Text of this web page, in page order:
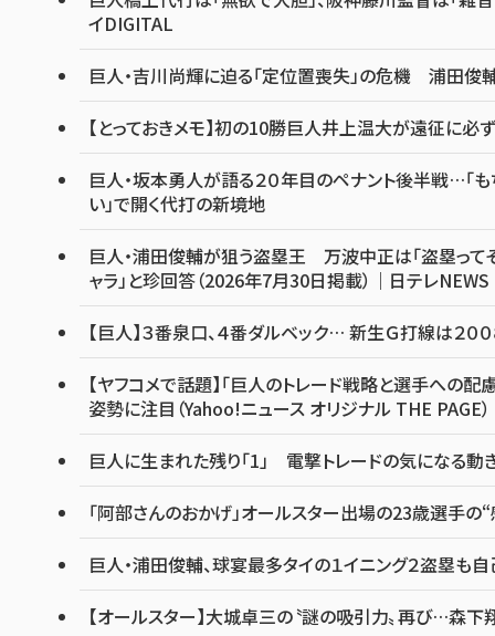
イDIGITAL
巨人・吉川尚輝に迫る「定位置喪失」の危機 浦田俊
【とっておきメモ】初の10勝巨人井上温大が遠征に
巨人・坂本勇人が語る２０年目のペナント後半戦…「
い」で開く代打の新境地
巨人・浦田俊輔が狙う盗塁王 万波中正は「盗塁って
ャラ」と珍回答（2026年7月30日掲載）｜日テレ
【巨人】３番泉口、４番ダルベック… 新生Ｇ打線は２
【ヤフコメで話題】「巨人のトレード戦略と選手への
姿勢に注目（Yahoo!ニュース オリジナル THE PAGE）
巨人に生まれた残り「1」 電撃トレードの気になる動
「阿部さんのおかげ」オールスター出場の23歳選手
巨人・浦田俊輔、球宴最多タイの１イニング２盗塁も
【オールスター】大城卓三の〝謎の吸引力〟再び…森